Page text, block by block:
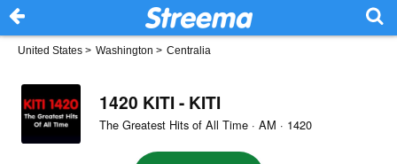
United States > Washington > Centralia
1420 KITI - KITI
The Greatest Hits of All Time · AM · 1420